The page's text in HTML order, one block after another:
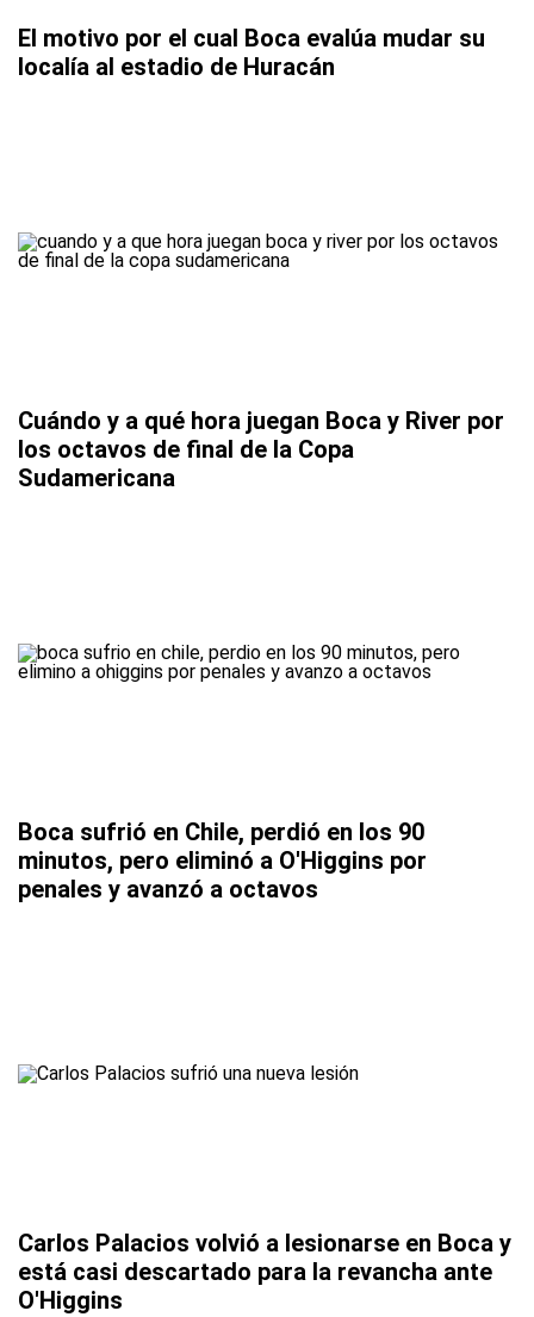
El motivo por el cual Boca evalúa mudar su
localía al estadio de Huracán
Cuándo y a qué hora juegan Boca y River por
los octavos de final de la Copa
Sudamericana
Boca sufrió en Chile, perdió en los 90
minutos, pero eliminó a O'Higgins por
penales y avanzó a octavos
Carlos Palacios volvió a lesionarse en Boca y
está casi descartado para la revancha ante
O'Higgins